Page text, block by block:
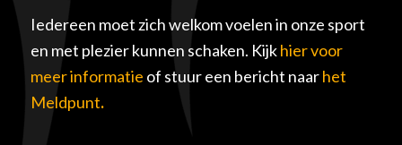
Iedereen moet zich welkom voelen in onze sport
en met plezier kunnen schaken. Kijkhier voor
meer informatie of stuur een bericht naarhet
Meldpunt.